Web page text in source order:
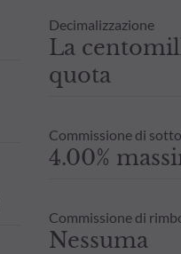
Decimalizzazione
La
quota
Commissione di
4.00%
Commissione di
Nessuma